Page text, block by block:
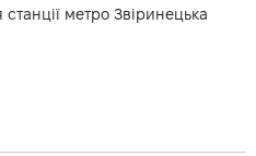
метро Звіринецька